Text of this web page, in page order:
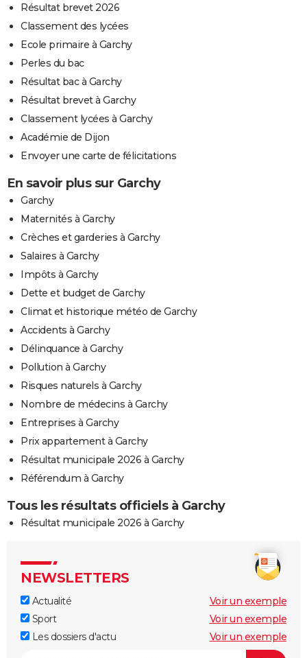
Résultat brevet 2026
Classement des lycées
Ecole primaire à Garchy
Perles du bac
Résultat bac à Garchy
Résultat brevet à Garchy
Classement lycées à Garchy
Académie de Dijon
Envoyer une carte de félicitations
En savoir plus sur Garchy
Garchy
Maternités à Garchy
Crèches et garderies à Garchy
Salaires à Garchy
Impôts à Garchy
Dette et budget de Garchy
Climat et historique météo de Garchy
Accidents à Garchy
Délinquance à Garchy
Pollution à Garchy
Risques naturels à Garchy
Nombre de médecins à Garchy
Entreprises à Garchy
Prix appartement à Garchy
Résultat municipale 2026 à Garchy
Référendum à Garchy
Tous les résultats officiels à Garchy
Résultat municipale 2026 à Garchy
NEWSLETTERS
Actualité
Voir un exemple
Sport
Voir un exemple
Les dossiers d'actu
Voir un exemple